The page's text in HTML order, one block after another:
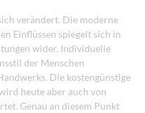
verändert. Die moderne
Einflüssen spiegelt sich in
wider. Individuelle
der Menschen
Die kostengünstige
heute aber auch von
Genau an diesem Punkt